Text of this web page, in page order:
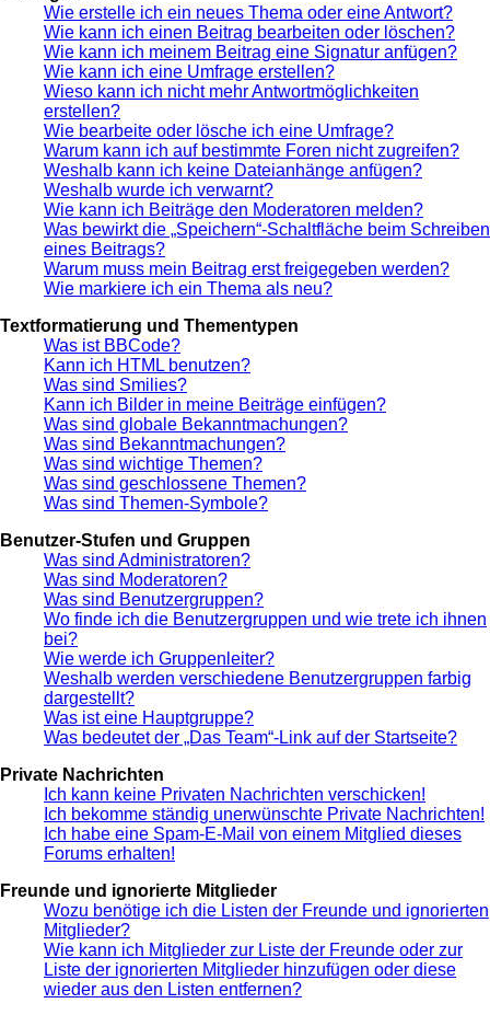
Wie erstelle ich ein neues Thema oder eine Antwort?
Wie kann ich einen Beitrag bearbeiten oder löschen?
Wie kann ich meinem Beitrag eine Signatur anfügen?
Wie kann ich eine Umfrage erstellen?
Wieso kann ich nicht mehr Antwortmöglichkeiten
erstellen?
Wie bearbeite oder lösche ich eine Umfrage?
Warum kann ich auf bestimmte Foren nicht zugreifen?
Weshalb kann ich keine Dateianhänge anfügen?
Weshalb wurde ich verwarnt?
Wie kann ich Beiträge den Moderatoren melden?
Was bewirkt die „Speichern“-Schaltfläche beim Schreiben
eines Beitrags?
Warum muss mein Beitrag erst freigegeben werden?
Wie markiere ich ein Thema als neu?
Textformatierung und Thementypen
Was ist BBCode?
Kann ich HTML benutzen?
Was sind Smilies?
Kann ich Bilder in meine Beiträge einfügen?
Was sind globale Bekanntmachungen?
Was sind Bekanntmachungen?
Was sind wichtige Themen?
Was sind geschlossene Themen?
Was sind Themen-Symbole?
Benutzer-Stufen und Gruppen
Was sind Administratoren?
Was sind Moderatoren?
Was sind Benutzergruppen?
Wo finde ich die Benutzergruppen und wie trete ich ihnen
bei?
Wie werde ich Gruppenleiter?
Weshalb werden verschiedene Benutzergruppen farbig
dargestellt?
Was ist eine Hauptgruppe?
Was bedeutet der „Das Team“-Link auf der Startseite?
Private Nachrichten
Ich kann keine Privaten Nachrichten verschicken!
Ich bekomme ständig unerwünschte Private Nachrichten!
Ich habe eine Spam-E-Mail von einem Mitglied dieses
Forums erhalten!
Freunde und ignorierte Mitglieder
Wozu benötige ich die Listen der Freunde und ignorierten
Mitglieder?
Wie kann ich Mitglieder zur Liste der Freunde oder zur
Liste der ignorierten Mitglieder hinzufügen oder diese
wieder aus den Listen entfernen?